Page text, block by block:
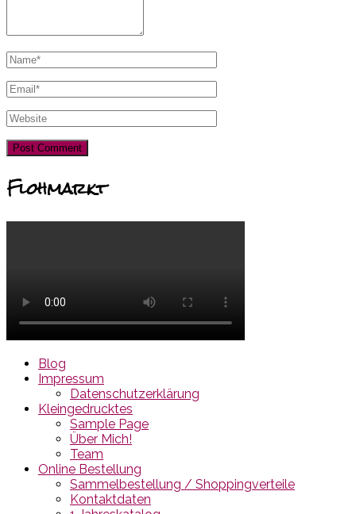
Flohmarkt
Blog
Impressum
Datenschutzerklärung
Kleingedrucktes
Sample Page
Über Mich!
Team
Online Bestellung
Sammelbestellung / Shoppingverteile
Kontaktdaten